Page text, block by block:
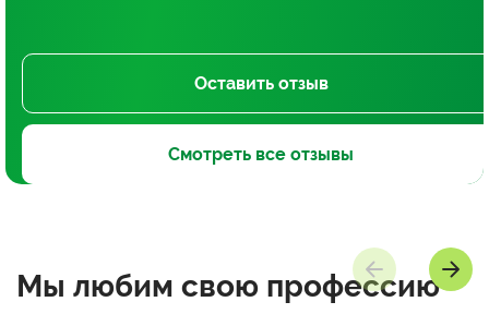
Оставить отзыв
Смотреть все отзывы
Мы любим свою профессию